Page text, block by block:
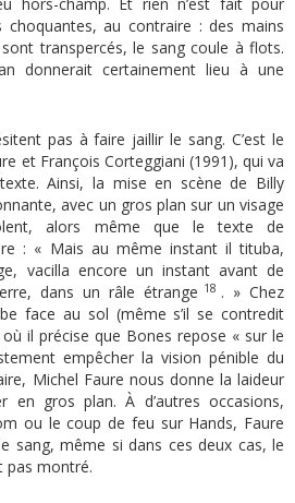
choquantes, au contraire : des mains
transpercés, le sang coule à flots.
donnerait certainement lieu à une
pas à faire jaillir le sang. C’est le
et François Corteggiani (1991), qui va
Ainsi, la mise en scène de Billy
avec un gros plan sur un visage
alors même que le texte de
: « Mais au même instant il tituba,
vacilla encore un instant avant de
dans un râle étrange18 . » Chez
face au sol (même s’il se contredit
il précise que Bones repose « sur le
empêcher la vision pénible du
Michel Faure nous donne la laideur
gros plan. À d’autres occasions,
ou le coup de feu sur Hands, Faure
sang, même si dans ces deux cas, le
pas montré.